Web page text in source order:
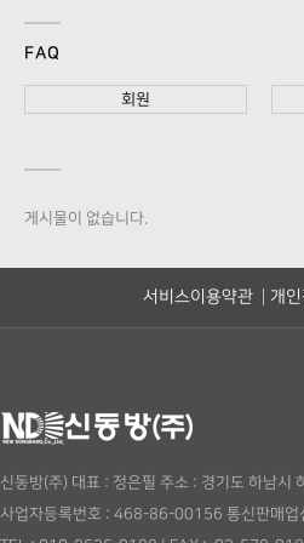
FAQ
회원
게시물이 없습니다.
서비스이용약관 개
신동방(주) 대표 : 정은필 주소 : 경기도 하남시
사업자등록번호 : 468-86-00156 통신판매